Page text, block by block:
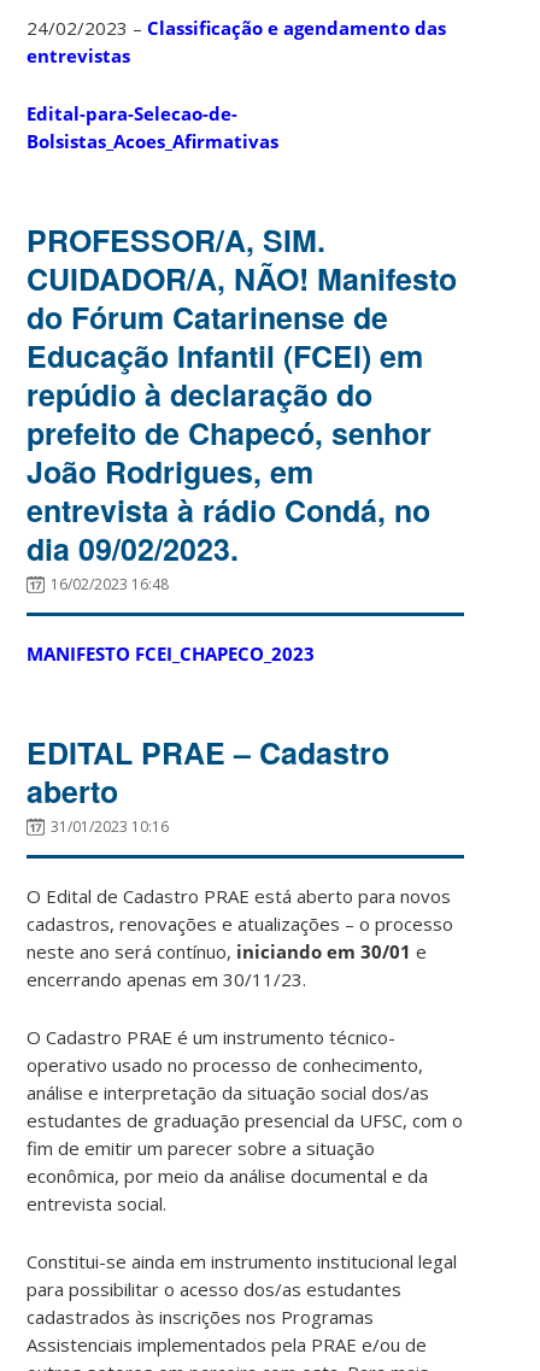
24/02/2023 –Classificação e agendamento das
entrevistas
Edital-para-Selecao-de-
Bolsistas_Acoes_Afirmativas
PROFESSOR/A, SIM.
CUIDADOR/A, NÃO! Manifesto
do Fórum Catarinense de
Educação Infantil (FCEI) em
repúdio à declaração do
prefeito de Chapecó, senhor
João Rodrigues, em
entrevista à rádio Condá, no
dia 09/02/2023.
16/02/2023 16:48
MANIFESTO FCEI_CHAPECO_2023
EDITAL PRAE – Cadastro
aberto
31/01/2023 10:16
O Edital de Cadastro PRAE está aberto para novos
cadastros, renovações e atualizações – o processo
neste ano será contínuo, iniciando em 30/01 e
encerrando apenas em 30/11/23.
O Cadastro PRAE é um instrumento técnico-
operativo usado no processo de conhecimento,
análise e interpretação da situação social dos/as
estudantes de graduação presencial da UFSC, com o
fim de emitir um parecer sobre a situação
econômica, por meio da análise documental e da
entrevista social.
Constitui-se ainda em instrumento institucional legal
para possibilitar o acesso dos/as estudantes
cadastrados às inscrições nos Programas
Assistenciais implementados pela PRAE e/ou de